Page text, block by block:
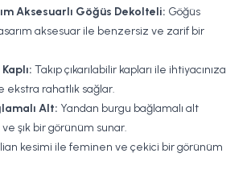
Aksesuarlı Göğüs Dekolteli: Göğüs
aksesuar ile benzersiz ve zarif bir
Takıp çıkarılabilir kapları ile ihtiyacınıza
ekstra rahatlık sağlar.
Alt: Yandan burgu bağlamalı alt
şık bir görünüm sunar.
kesimi ile feminen ve çekici bir görünüm